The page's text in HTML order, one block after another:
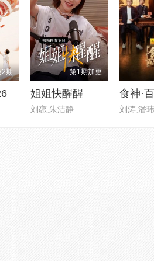
2期 第1期加更
姐姐快醒醒
刘恋,朱洁静
食神·